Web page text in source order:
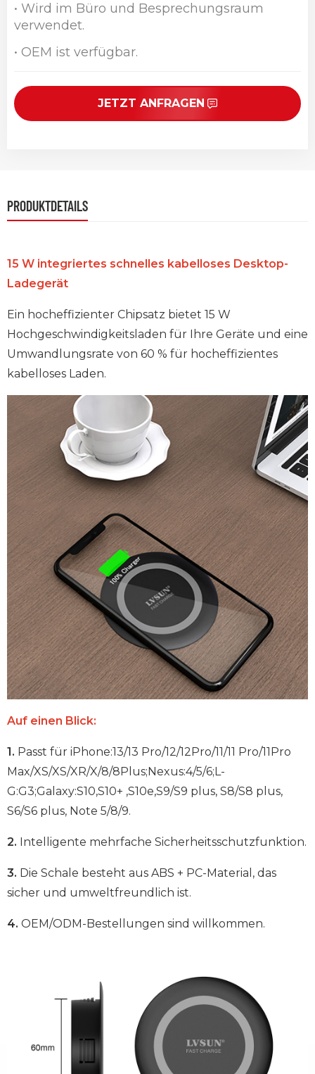
• Wird im Büro und Besprechungsraum
verwendet.
• OEM ist verfügbar.
JETZT ANFRAGEN
PRODUKTDETAILS
15 W integriertes schnelles kabelloses Desktop-
Ladegerät
Ein hocheffizienter Chipsatz bietet 15 W
Hochgeschwindigkeitsladen für Ihre Geräte und eine
Umwandlungsrate von 60 % für hocheffizientes
kabelloses Laden.
Auf einen Blick:
1. Passt für iPhone:13/13 Pro/12/12Pro/11/11 Pro/11Pro
Max/XS/XS/XR/X/8/8Plus;Nexus:4/5/6;L-
G:G3;Galaxy:S10,S10+ ,S10e,S9/S9 plus, S8/S8 plus,
S6/S6 plus, Note 5/8/9.
2. Intelligente mehrfache Sicherheitsschutzfunktion.
3. Die Schale besteht aus ABS + PC-Material, das
sicher und umweltfreundlich ist.
4. OEM/ODM-Bestellungen sind willkommen.